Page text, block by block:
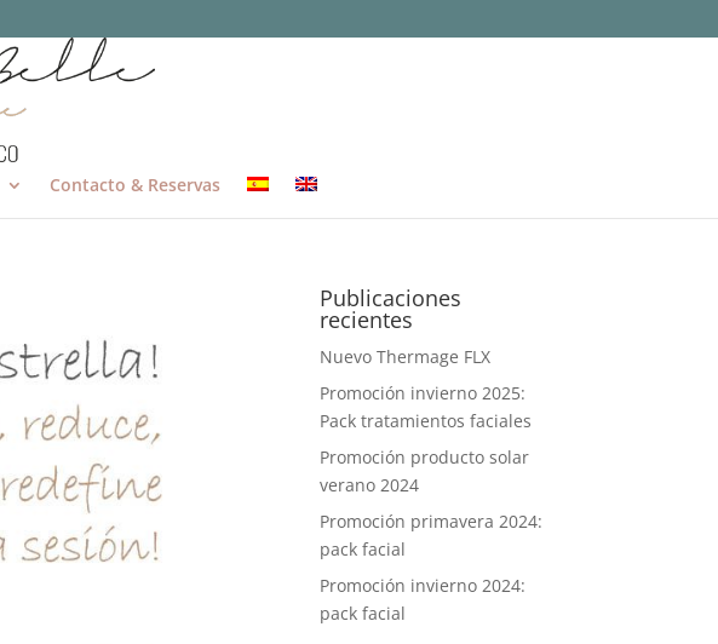
Contacto & Reservas
Publicaciones
recientes
Nuevo Thermage FLX
Promoción invierno 2025:
Pack tratamientos faciales
Promoción producto solar
verano 2024
Promoción primavera 2024:
pack facial
Promoción invierno 2024:
pack facial